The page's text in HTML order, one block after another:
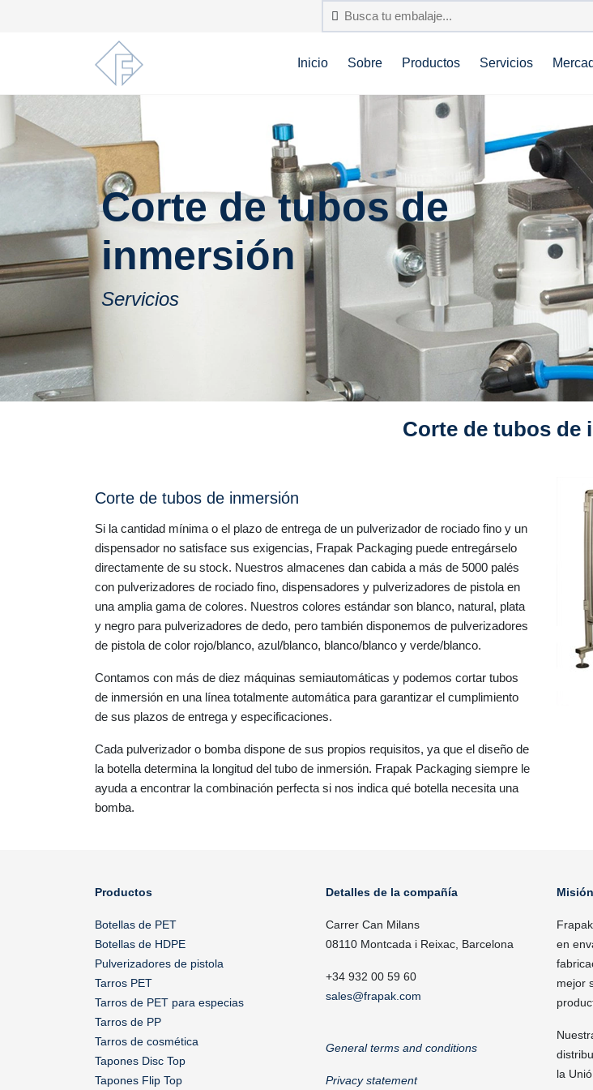
Inicio Sobre Productos Servicios
Corte de tubos de
inmersión
Servicios
Corte de tubos de
Corte de tubos de inmersión
Si la cantidad mínima o el plazo de entrega de un pulverizador de rociado fino y un
dispensador no satisface sus exigencias, Frapak Packaging puede entregárselo
directamente de su stock. Nuestros almacenes dan cabida a más de 5000 palés
con pulverizadores de rociado fino, dispensadores y pulverizadores de pistola en
una amplia gama de colores. Nuestros colores estándar son blanco, natural, plata
y negro para pulverizadores de dedo, pero también disponemos de pulverizadores
de pistola de color rojo/blanco, azul/blanco, blanco/blanco y verde/blanco.
Contamos con más de diez máquinas semiautomáticas y podemos cortar tubos
de inmersión en una línea totalmente automática para garantizar el cumplimiento
de sus plazos de entrega y especificaciones.
Cada pulverizador o bomba dispone de sus propios requisitos, ya que el diseño de
la botella determina la longitud del tubo de inmersión. Frapak Packaging siempre le
ayuda a encontrar la combinación perfecta si nos indica qué botella necesita una
bomba.
Productos
Botellas de PET
Botellas de HDPE
Pulverizadores de pistola
Tarros PET
Tarros de PET para especias
Tarros de PP
Tarros de cosmética
Tapones Disc Top
Tapones Flip Top
Detalles de la compañía
Carrer Can Milans
08110 Montcada i Reixac, Barcelona
+34 932 00 59 60
sales@frapak.com
General terms and conditions
Privacy statement
Misión
en
mejor
la